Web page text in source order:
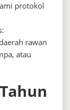
protokol
rawan
atau